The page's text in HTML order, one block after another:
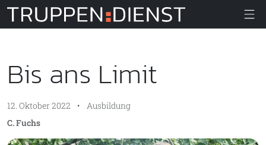
Truppendienst
Bis ans Limit
12. Oktober 2022 •
Ausbildung
C. Fuchs